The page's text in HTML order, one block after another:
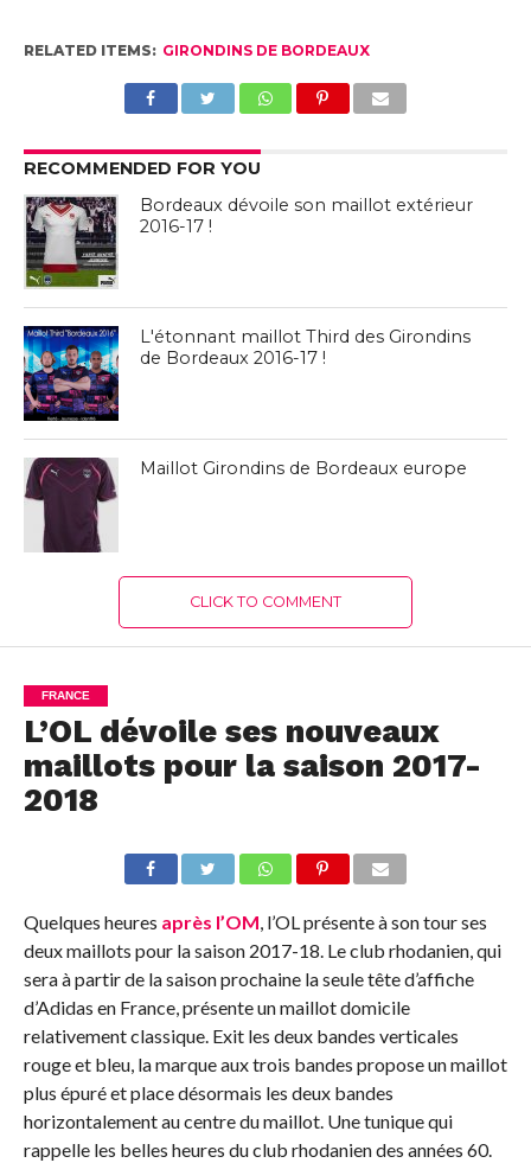
RELATED ITEMS: GIRONDINS DE BORDEAUX
RECOMMENDED FOR YOU
Bordeaux dévoile son maillot extérieur
2016-17 !
L'étonnant maillot Third des Girondins
de Bordeaux 2016-17 !
Maillot Girondins de Bordeaux europe
CLICK TO COMMENT
FRANCE
L’OL dévoile ses nouveaux
maillots pour la saison 2017-
2018
Quelques heures après l’OM, l’OL présente à son tour ses
deux maillots pour la saison 2017-18. Le club rhodanien, qui
sera à partir de la saison prochaine la seule tête d’affiche
d’Adidas en France, présente un maillot domicile
relativement classique. Exit les deux bandes verticales
rouge et bleu, la marque aux trois bandes propose un maillot
plus épuré et place désormais les deux bandes
horizontalement au centre du maillot. Une tunique qui
rappelle les belles heures du club rhodanien des années 60.